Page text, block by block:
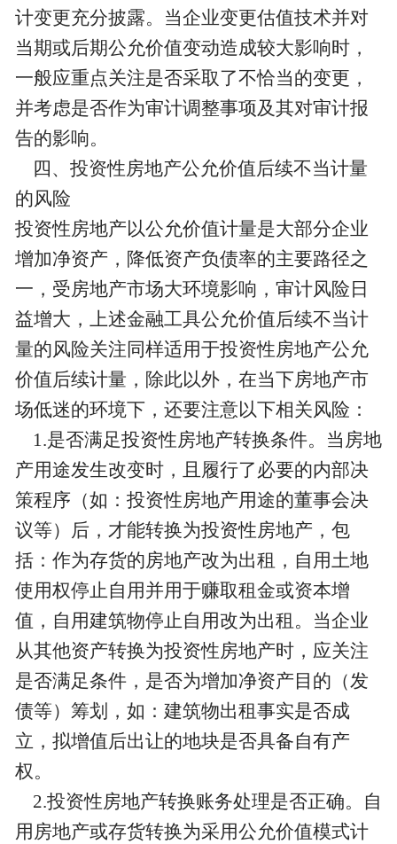
计变更充分披露。当企业变更估值技术并对
当期或后期公允价值变动造成较大影响时，
一般应重点关注是否采取了不恰当的变更，
并考虑是否作为审计调整事项及其对审计报
告的影响。
四、投资性房地产公允价值后续不当计量
的风险
投资性房地产以公允价值计量是大部分企业
增加净资产，降低资产负债率的主要路径之
一，受房地产市场大环境影响，审计风险日
益增大，上述金融工具公允价值后续不当计
量的风险关注同样适用于投资性房地产公允
价值后续计量，除此以外，在当下房地产市
场低迷的环境下，还要注意以下相关风险：
1.是否满足投资性房地产转换条件。当房地
产用途发生改变时，且履行了必要的内部决
策程序（如：投资性房地产用途的董事会决
议等）后，才能转换为投资性房地产，包
括：作为存货的房地产改为出租，自用土地
使用权停止自用并用于赚取租金或资本增
值，自用建筑物停止自用改为出租。当企业
从其他资产转换为投资性房地产时，应关注
是否满足条件，是否为增加净资产目的（发
债等）筹划，如：建筑物出租事实是否成
立，拟增值后出让的地块是否具备自有产
权。
2.投资性房地产转换账务处理是否正确。自
用房地产或存货转换为采用公允价值模式计